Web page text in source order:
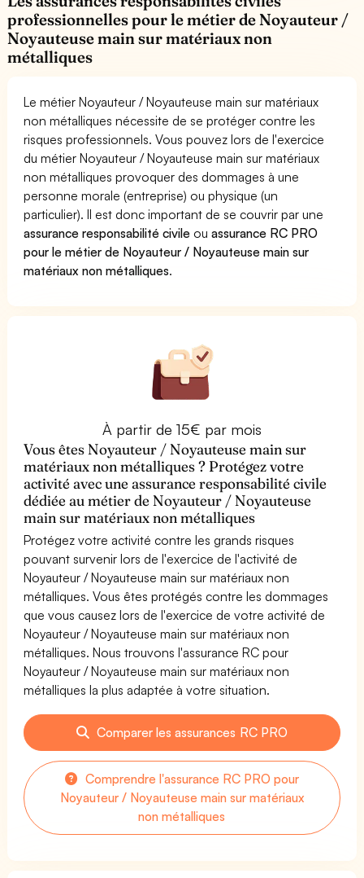
professionnelles pour le métier de Noyauteur /
Noyauteuse main sur matériaux non
métalliques
Le métier Noyauteur / Noyauteuse main sur matériaux
non métalliques nécessite de se protéger contre les
risques professionnels. Vous pouvez lors de l'exercice
du métier Noyauteur / Noyauteuse main sur matériaux
non métalliques provoquer des dommages à une
personne morale (entreprise) ou physique (un
particulier). Il est donc important de se couvrir par une
assurance responsabilité civile ouassurance RC PRO
pour le métier de Noyauteur / Noyauteuse main sur
matériaux non métalliques.
À partir de 15€ par mois
Vous êtes Noyauteur / Noyauteuse main sur
matériaux non métalliques ? Protégez votre
activité avec une assurance responsabilité civile
dédiée au métier de Noyauteur / Noyauteuse
main sur matériaux non métalliques
Protégez votre activité contre les grands risques
pouvant survenir lors de l'exercice de l'activité de
Noyauteur / Noyauteuse main sur matériaux non
métalliques. Vous êtes protégés contre les dommages
que vous causez lors de l'exercice de votre activité de
Noyauteur / Noyauteuse main sur matériaux non
métalliques. Nous trouvons l'assurance RC pour
Noyauteur / Noyauteuse main sur matériaux non
métalliques la plus adaptée à votre situation.
Comparer les assurances RC PRO
Comprendre l'assurance RC PRO pour
Noyauteur / Noyauteuse main sur matériaux
non métalliques